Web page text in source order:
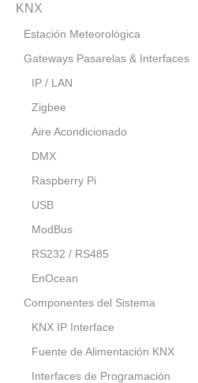
KNX
Estación Meteorológica
Gateways Pasarelas & Interfaces
IP / LAN
Zigbee
Aire Acondicionado
DMX
Raspberry Pi
USB
ModBus
RS232 / RS485
EnOcean
Componentes del Sistema
KNX IP Interface
Fuente de Alimentación KNX
Interfaces de Programación